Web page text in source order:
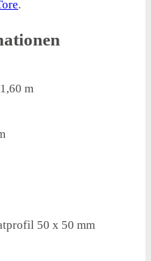
.
m
50 x 50 mm